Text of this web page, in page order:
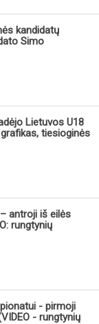
kandidatų
Simo
Lietuvos U18
tiesioginės
antroji iš eilės
rungtynių
- pirmoji
- rungtynių